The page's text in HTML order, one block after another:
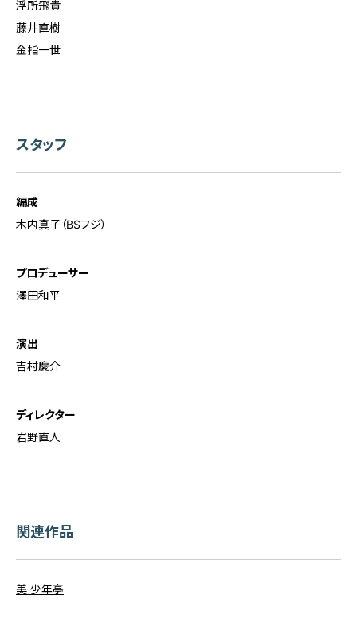
浮所飛貴
藤井直樹
金指一世
スタッフ
編成
木内真子（BSフジ）
プロデューサー
澤田和平
演出
吉村慶介
ディレクター
岩野直人
関連作品
美 少年亭